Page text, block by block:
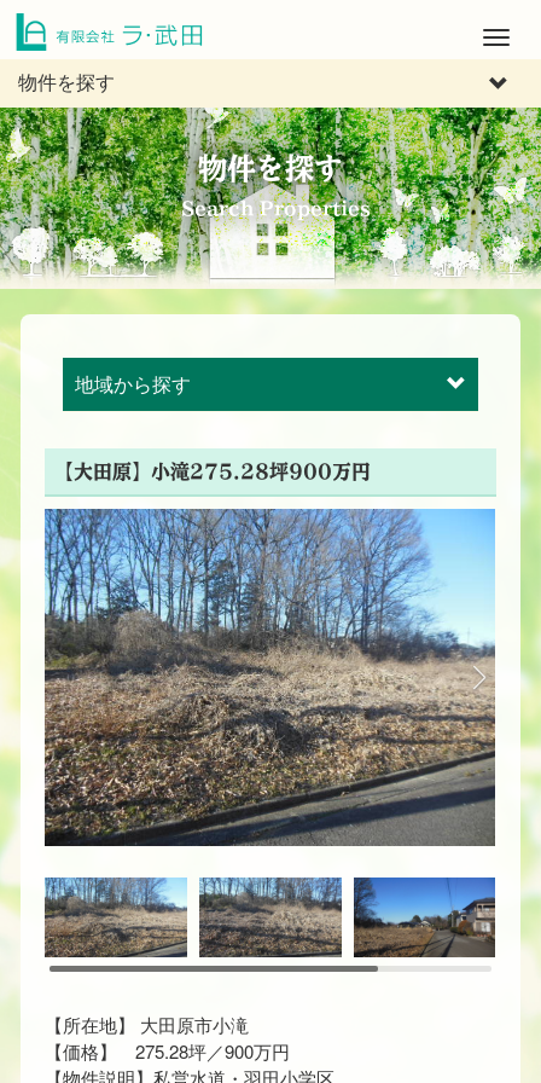
M
e
u
物件を探す
物件を探す
Search Properties
地域から探す
【大田原】小滝275.28坪900万円
【所在地】 大田原市小滝
【価格】 275.28坪／900万円
【物件説明】私営水道・羽田小学区